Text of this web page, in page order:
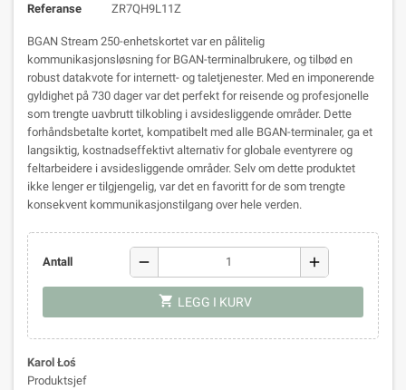
Referanse
ZR7QH9L11Z
BGAN Stream 250-enhetskortet var en pålitelig
kommunikasjonsløsning for BGAN-terminalbrukere, og tilbød en
robust datakvote for internett- og taletjenester. Med en imponerende
gyldighet på 730 dager var det perfekt for reisende og profesjonelle
som trengte uavbrutt tilkobling i avsidesliggende områder. Dette
forhåndsbetalte kortet, kompatibelt med alle BGAN-terminaler, ga et
langsiktig, kostnadseffektivt alternativ for globale eventyrere og
feltarbeidere i avsidesliggende områder. Selv om dette produktet
ikke lenger er tilgjengelig, var det en favoritt for de som trengte
konsekvent kommunikasjonstilgang over hele verden.
Antall remove add
shopping_cart LEGG I KURV
Karol Łoś
Produktsjef